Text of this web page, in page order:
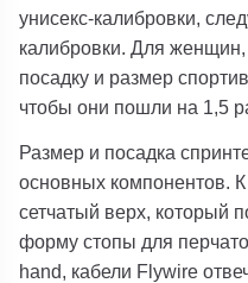
унисекс-калибровки,
калибровки. Для
посадку и размер
чтобы они пошли на 1,5
Размер и посадка
основных компонентов.
сетчатый верх, который
форму стопы для
hand, кабели Flywire